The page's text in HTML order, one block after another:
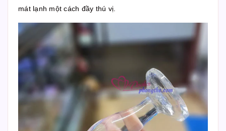
mát lạnh một cách đầy thú vị.